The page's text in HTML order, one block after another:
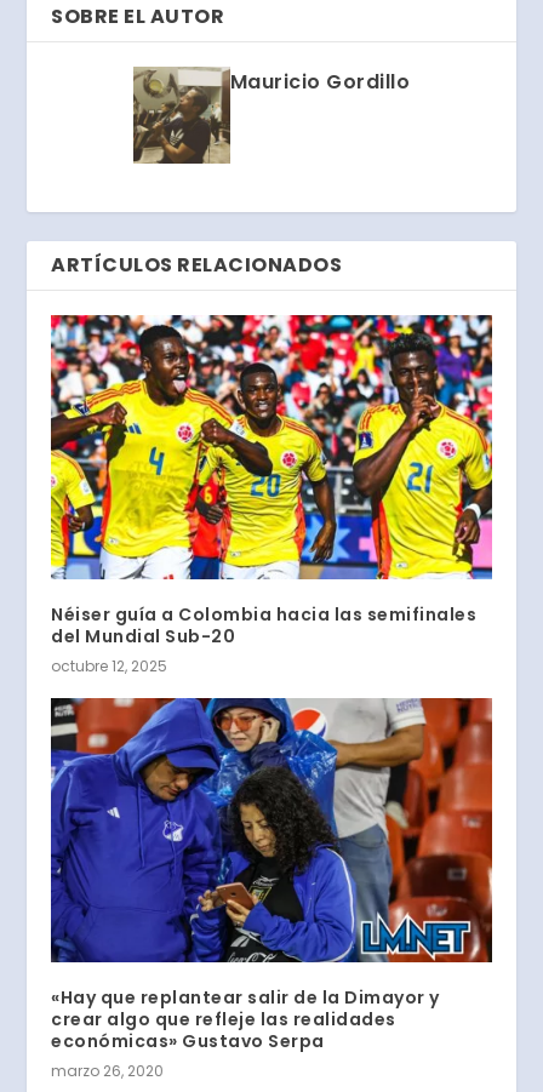
SOBRE EL AUTOR
Mauricio Gordillo
ARTÍCULOS RELACIONADOS
Néiser guía a Colombia hacia las semifinales
del Mundial Sub-20
octubre 12, 2025
«Hay que replantear salir de la Dimayor y
crear algo que refleje las realidades
económicas» Gustavo Serpa
marzo 26, 2020